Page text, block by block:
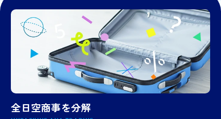
全日空商事を分解